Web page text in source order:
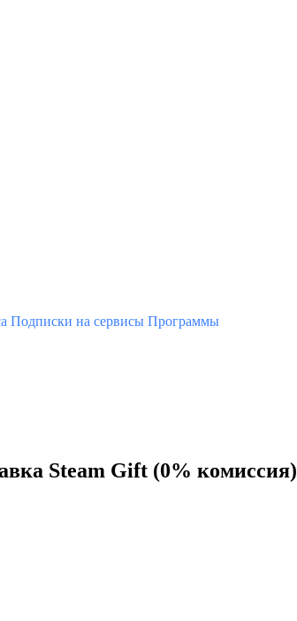
Подписки на сервисы Программы
Steam Gift (0% комиссия)